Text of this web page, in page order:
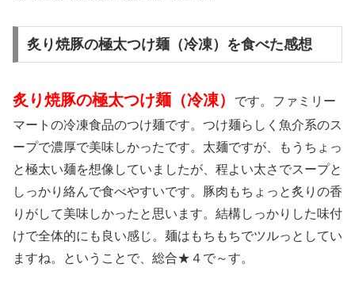
炙り焼豚の極太つけ麺（冷凍）を食べた感想
炙り焼豚の極太つけ麺（冷凍）
です。ファミリー
マートの冷凍食品のつけ麺です。つけ麺らしく魚介系のス
ープで濃厚で美味しかったです。太麺ですが、もうちょっ
と極太い麺を想像していましたが、程よい太さでスープと
しっかり絡んで食べやすいです。豚肉もちょっと炙りの香
りがして美味しかったと思います。結構しっかりした味付
けで全体的にも良い感じ。麺はもちもちでツルっとしてい
ますね。ということで、総合★４で～す。